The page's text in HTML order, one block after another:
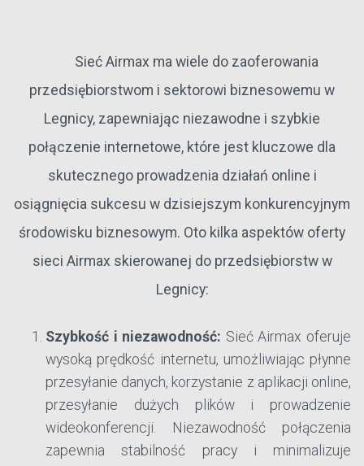
Sieć Airmax ma wiele do zaoferowania
przedsiębiorstwom i sektorowi biznesowemu w
Legnicy, zapewniając niezawodne i szybkie
połączenie internetowe, które jest kluczowe dla
skutecznego prowadzenia działań online i
osiągnięcia sukcesu w dzisiejszym konkurencyjnym
środowisku biznesowym. Oto kilka aspektów oferty
sieci Airmax skierowanej do przedsiębiorstw w
Legnicy:
Szybkość i niezawodność: Sieć Airmax oferuje
wysoką prędkość internetu, umożliwiając płynne
przesyłanie danych, korzystanie z aplikacji online,
przesyłanie dużych plików i prowadzenie
wideokonferencji. Niezawodność połączenia
zapewnia stabilność pracy i minimalizuje